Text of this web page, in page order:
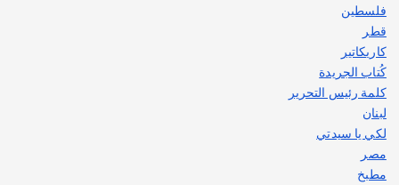
فلسطين
قطر
كاريكاتير
كُتاب الجريدة
كلمة رئيس التحرير
لبنان
لكي يا سيدتي
مصر
مطبخ